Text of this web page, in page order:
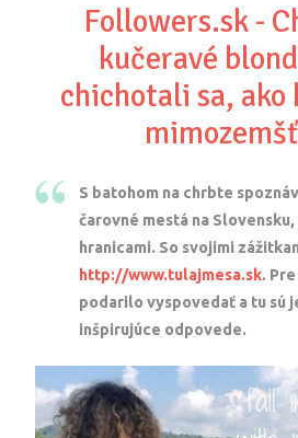
Followers.sk -
kučeravé
chichotali sa, ako
S batohom na chrbte
čarovné mestá na Slovensku,
hranicami. So svojimi
http://www.tulajmesa.sk.
podarilo vyspovedať a tu sú
inšpirujúce odpovede.